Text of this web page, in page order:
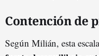
Contención de
Según Milián, esta